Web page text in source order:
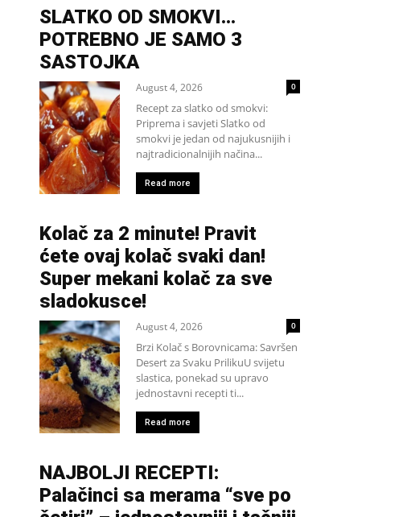
SLATKO OD SMOKVI…
POTREBNO JE SAMO 3
SASTOJKA
August 4, 2026 0
Recept za slatko od smokvi:
Priprema i savjeti Slatko od
smokvi je jedan od najukusnijih i
najtradicionalnijih načina...
Read more
Kolač za 2 minute! Pravit
ćete ovaj kolač svaki dan!
Super mekani kolač za sve
sladokusce!
August 4, 2026 0
Brzi Kolač s Borovnicama: Savršen
Desert za Svaku PrilikuU svijetu
slastica, ponekad su upravo
jednostavni recepti ti...
Read more
NAJBOLJI RECEPTI:
Palačinci sa merama “sve po